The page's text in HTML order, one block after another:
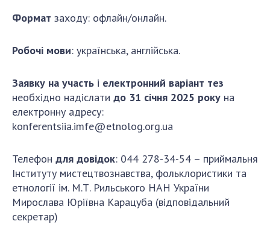
Формат заходу: офлайн/онлайн.
Робочі мови: українська, англійська.
Заявку на участь і електронний варіант тез
необхідно надіслати до 31 січня 2025 року на
електронну адресу:
konferentsiia.imfe@etnolog.org.ua
Телефон для довідок: 044 278-34-54 – приймальня
Інституту мистецтвознавства, фольклористики та
етнології ім. М.Т. Рильського НАН України
Мирослава Юріївна Карацуба (відповідальний
секретар)